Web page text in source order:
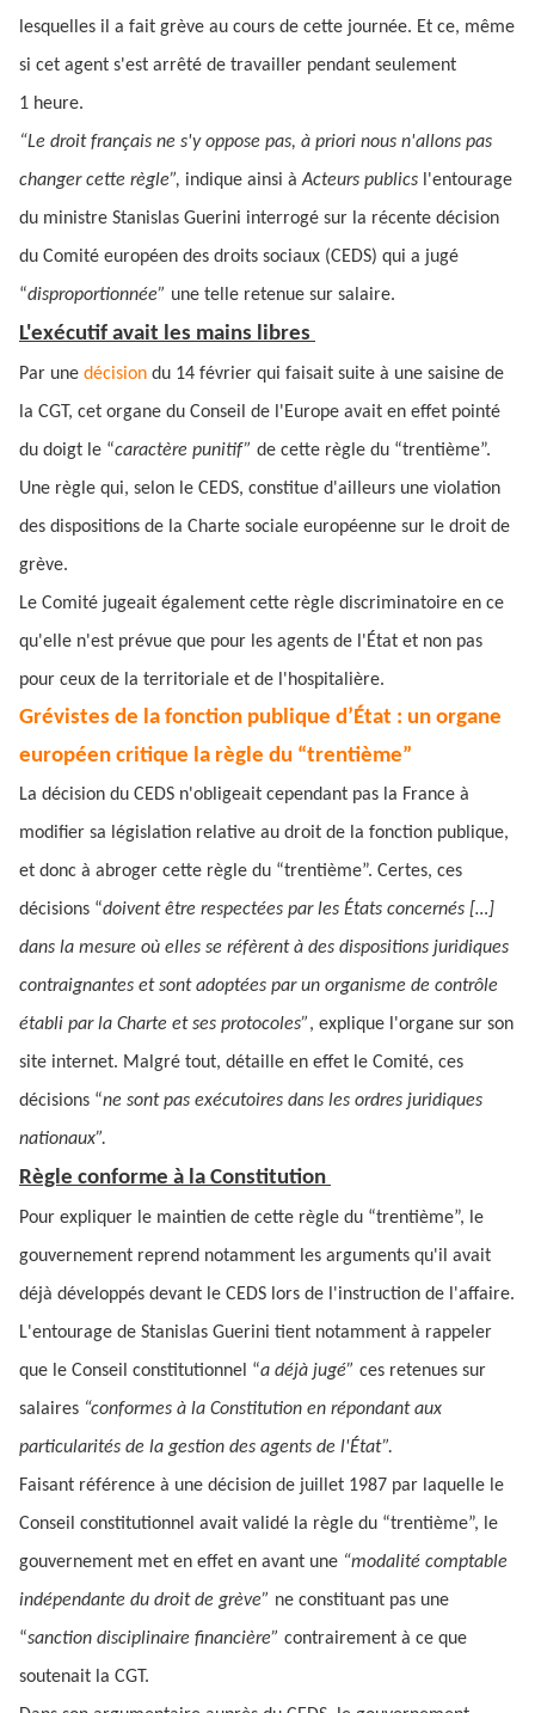
lesquelles il a fait grève au cours de cette journée. Et ce, même
si cet agent s'est arrêté de travailler pendant seulement
1 heure.
“Le droit français ne s'y oppose pas, à priori nous n'allons pas
changer cette règle”, indique ainsi àActeurs publics l'entourage
du ministre Stanislas Guerini interrogé sur la récente décision
du Comité européen des droits sociaux (CEDS) qui a jugé
“disproportionnée” une telle retenue sur salaire.
L'exécutif avait les mains libres
Par une décision du 14 février qui faisait suite à une saisine de
la CGT, cet organe du Conseil de l'Europe avait en effet pointé
du doigt le “caractère punitif” de cette règle du “trentième”.
Une règle qui, selon le CEDS, constitue d'ailleurs une violation
des dispositions de la Charte sociale européenne sur le droit de
grève.
Le Comité jugeait également cette règle discriminatoire en ce
qu'elle n'est prévue que pour les agents de l'État et non pas
pour ceux de la territoriale et de l'hospitalière.
Grévistes de la fonction publique d’État : un organe
européen critique la règle du “trentième”
La décision du CEDS n'obligeait cependant pas la France à
modifier sa législation relative au droit de la fonction publique,
et donc à abroger cette règle du “trentième”. Certes, ces
décisions “doivent être respectées par les États concernés […]
dans la mesure où elles se réfèrent à des dispositions juridiques
contraignantes et sont adoptées par un organisme de contrôle
établi par la Charte et ses protocoles”, explique l'organe sur son
site internet. Malgré tout, détaille en effet le Comité, ces
décisions “ne sont pas exécutoires dans les ordres juridiques
nationaux”.
Règle conforme à la Constitution
Pour expliquer le maintien de cette règle du “trentième”, le
gouvernement reprend notamment les arguments qu'il avait
déjà développés devant le CEDS lors de l'instruction de l'affaire.
L'entourage de Stanislas Guerini tient notamment à rappeler
que le Conseil constitutionnel “a déjà jugé” ces retenues sur
salaires “conformes à la Constitution en répondant aux
particularités de la gestion des agents de l'État”.
Faisant référence à une décision de juillet 1987 par laquelle le
Conseil constitutionnel avait validé la règle du “trentième”, le
gouvernement met en effet en avant une “modalité comptable
indépendante du droit de grève” ne constituant pas une
“sanction disciplinaire financière” contrairement à ce que
soutenait la CGT.